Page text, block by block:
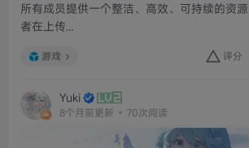
所有成员提供一个整洁、高效、可持续的资
者在上传...
游戏 评分
Yuki
8个月前更新 70次阅读